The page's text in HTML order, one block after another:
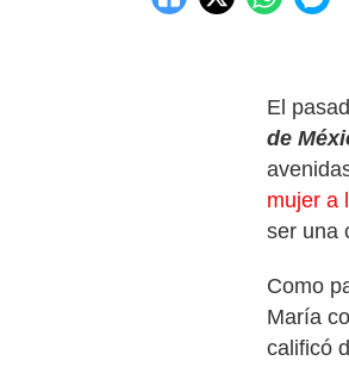
El
de
mujer a
ser una
Como
María
calificó